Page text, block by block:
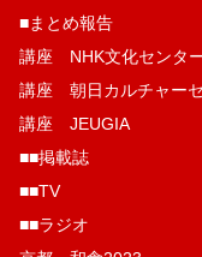
■まとめ報告
講座 NHK文化センタ
講座 朝日カルチャー
講座 JEUGIA
■■掲載誌
■■TV
■■ラジオ